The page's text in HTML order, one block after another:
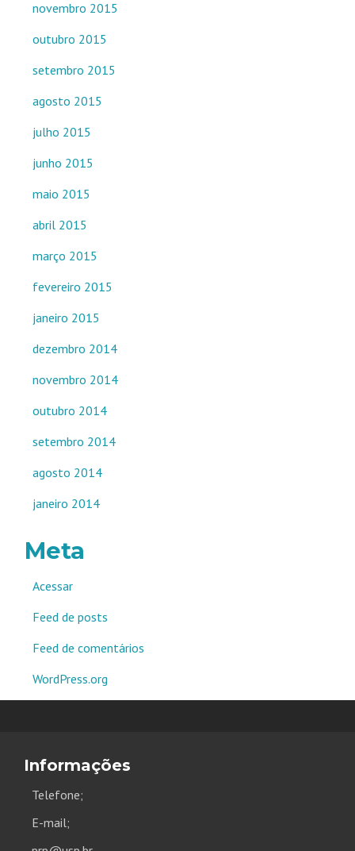
novembro 2015
outubro 2015
setembro 2015
agosto 2015
julho 2015
junho 2015
maio 2015
abril 2015
março 2015
fevereiro 2015
janeiro 2015
dezembro 2014
novembro 2014
outubro 2014
setembro 2014
agosto 2014
janeiro 2014
Meta
Acessar
Feed de posts
Feed de comentários
WordPress.org
Informações
Telefone;
E-mail;